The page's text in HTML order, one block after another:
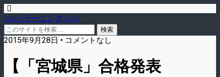
blog.eラーニング.co.jp
2015年9月28日 • コメントなし
【「宮城県」合格発表